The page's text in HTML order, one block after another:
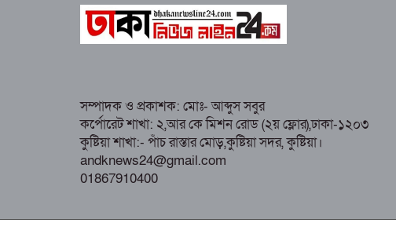
সম্পাদক ও প্রকাশক: মোঃ- আব্দুস সবুর
কর্পোরেট শাখা: ২,আর কে মিশন রোড (২য় ফ্লোর),ঢাকা-১২০৩
কুষ্টিয়া শাখা:- পাঁচ রাস্তার মোড়,কুষ্টিয়া সদর, কুষ্টিয়া।
andknews24@gmail.com
01867910400